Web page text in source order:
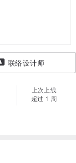
联络设计师
上次上线
超过 1 周